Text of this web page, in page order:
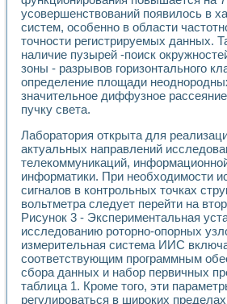
Применение LabVIEW для
Создание виртуальной
Обратный маятник
Устройство для изучения
Лабораторный практикум:
Стенд для исследования
Система статистической
Автоматизация лазерно-
Модельно-измерительный
Использование технологий
Учебный практикум
Учебный стенд для
Оборудование и
Виртуальный лабораторный
Управление роботом ТУР-10
Аппаратно-программный
Автоматизированный
Исследование возможности
Использование технологий
Разработка модификаций
усовершенствований появилось в
систем, особенно в области
точности регистрируемых данных.
наличие пузырей -поиск
зоны - разрывов горизонтального
определение площади
значительное диффузное
пучку света.
Лаборатория открыта для
актуальных направлений
телекоммуникаций,
информатики. При необходимости
сигналов в контрольных точках
вольтметра следует перейти на
Рисунок 3 - Экспериментальная
исследованию роторно-опорных
измерительная система ИИС
соответствующим программным
сбора данных и набор первичных
таблица 1. Кроме того, эти
регулироваться в широких